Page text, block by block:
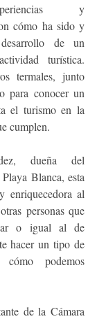
y
cómo ha sido y
de un
turística.
termales, junto
para conocer un
el turismo en la
cumplen.
dueña del
Blanca, esta
enriquecedora al
personas que
o igual al de
hacer un tipo de
podemos
de la Cámara